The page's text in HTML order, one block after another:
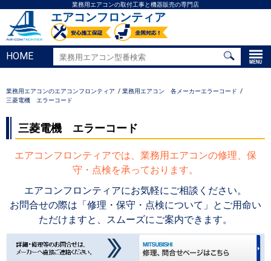
業務用エアコンの取付工事と機器販売の専門店
エアコンフロンティア
HOME
業務用エアコンのエアコンフロンティア
業務用エアコン 各メーカーエラーコード
三菱電機 エラーコード
三菱電機 エラーコード
エアコンフロンティアでは、業務用エアコンの修理、保
守・点検を承っております。
エアコンフロンティアにお気軽にご相談ください。
お問合せの際は「修理・保守・点検について」とご用命い
ただけますと、スムーズにご案内できます。